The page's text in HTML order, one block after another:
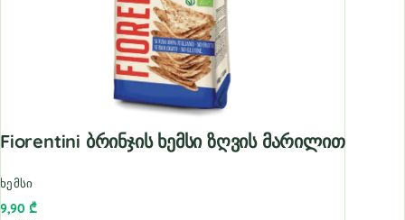
Fiorentini Ბრინჯის Ხემსი Ზღვის Მარილით
ხემსი
9,90 ₾